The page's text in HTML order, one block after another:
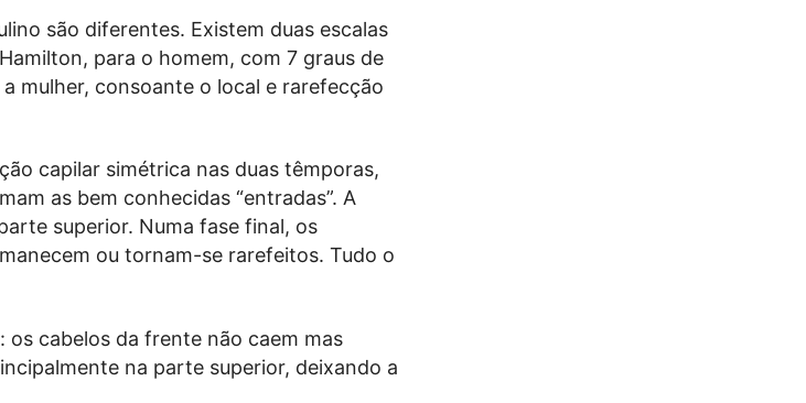
são diferentes. Existem duas escalas
para o homem, com 7 graus de
mulher, consoante o local e rarefecção
capilar simétrica nas duas têmporas,
as bem conhecidas “entradas”. A
superior. Numa fase final, os
ou tornam-se rarefeitos. Tudo o
os cabelos da frente não caem mas
na parte superior, deixando a